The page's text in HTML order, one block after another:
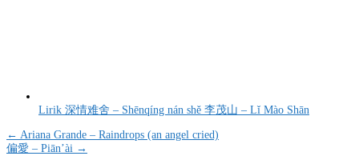
Lirik 深情难舍 – Shēnqíng nán shě 李茂山 – Lǐ Mào Shān
Navigasi
← Ariana Grande – Raindrops (an angel cried)
偏愛 – Piān’ài →